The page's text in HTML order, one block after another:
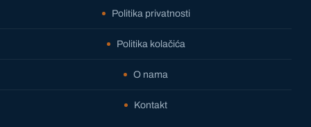
Politika privatnosti
Politika kolačića
O nama
Kontakt